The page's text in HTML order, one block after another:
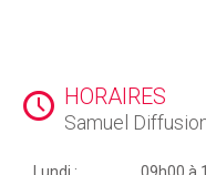
HORAIRES
Samuel